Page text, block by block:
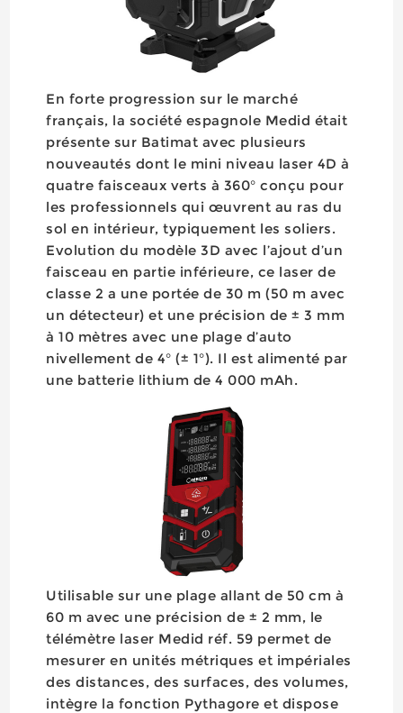
En forte progression sur le marché
français, la société espagnole Medid était
présente sur Batimat avec plusieurs
nouveautés dont le mini niveau laser 4D à
quatre faisceaux verts à 360° conçu pour
les professionnels qui œuvrent au ras du
sol en intérieur, typiquement les soliers.
Evolution du modèle 3D avec l’ajout d’un
faisceau en partie inférieure, ce laser de
classe 2 a une portée de 30 m (50 m avec
un détecteur) et une précision de ± 3 mm
à 10 mètres avec une plage d’auto
nivellement de 4° (± 1°). Il est alimenté par
une batterie lithium de 4 000 mAh.
Utilisable sur une plage allant de 50 cm à
60 m avec une précision de ± 2 mm, le
télémètre laser Medid réf. 59 permet de
mesurer en unités métriques et impériales
des distances, des surfaces, des volumes,
intègre la fonction Pythagore et dispose